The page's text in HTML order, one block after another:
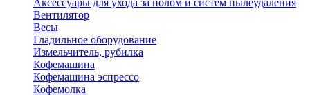
Аксессуары для ухода за полом и систем пылеудаления
Вентилятор
Весы
Гладильное оборудование
Измельчитель, рубилка
Кофемашина
Кофемашина эспрессо
Кофемолка